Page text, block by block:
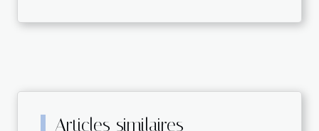
Articles similaires